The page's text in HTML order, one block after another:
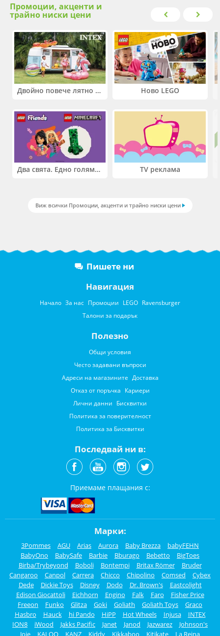
Промоции, акценти и
трайно ниски цени
Двойно повече лятно забавление! Купи 2 продукта INTEX и вземи -33%
Два свята. Едно голямо приключение. Купи 2 продукта LEGO® Friends и/или LEGO® Minecraft и вземи -27%
Ново LEGO
TV реклама
Виж всички Промоции, акценти и трайно ниски цени
Пишете ни
Навигация
Начало За нас Промоции LEGO Ravensburger
Талони за подарък
Полезно
Общи условия
Често задавани въпроси
Адреси на магазините Доставка
Отказ от поръчка Кариери
Лични данни Бисквитки
Политика за поверителност
Политика за Бисквитки
Последвай ни в:
Приемаме плащания с:
Марки:
3Pommes AGU Arias Aurora Baby Brezza
babyFEHN
BabyOno
BabySafe Barbie Bburago Bebetto
BigToes
Birba/Trybeyond
Boboli Bontempi Britax Römer
Bruder
Cangaroo
Canpol Carrera Chicco Chipolino Comsed
Cybex
Dede
Dickie Toys Disney Dodo Dr. Brown's
Eastcolight
Edison Giocattoli
Eichhorn Engino Falk Faro
Fisher Price
Freeon
Funko Glitza Goki Goliath Goliath Toys
Graco
Hasbro
Hauck hi Pando HiPP Hot Wheels Injusa
INTEX
ION8
iWood Jakks Pacific Janet Janod Jazwarez
Johnson's
Joie
KALOO KANZ Kiddy Kikkaboo Kitikate La Reina